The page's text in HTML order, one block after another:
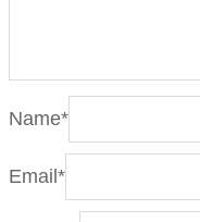
Name*
Email *